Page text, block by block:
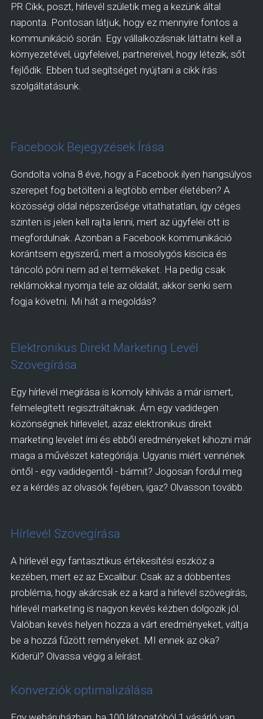
PR Cikk, poszt, hírlevél születik meg a kezünk által
naponta. Pontosan látjuk, hogy ez mennyire fontos a
kommunikáció során. Egy vállalkozásnak láttatni kell a
környezetével, ügyfeleivel, partnereivel, hogy létezik, sőt
fejlődik. Ebben tud segítséget nyújtani a cikk írás
szolgáltatásunk.
Facebook Bejegyzések Írása
Gondolta volna 8 éve, hogy a Facebook ilyen hangsúlyos
szerepet fog betölteni a legtöbb ember életében? A
közösségi oldal népszerűsége vitathatatlan, így céges
szinten is jelen kell rajta lenni, mert az ügyfelei ott is
megfordulnak. Azonban a Facebook kommunikáció
korántsem egyszerű, mert a mosolygós kiscica és
táncoló póni nem ad el termékeket. Ha pedig csak
reklámokkal nyomja tele az oldalát, akkor senki sem
fogja követni. Mi hát a megoldás?
Elektronikus Direkt Marketing Levél
Szövegírása
Egy hírlevél megírása is komoly kihívás a már ismert,
felmelegített regisztráltaknak. Ám egy vadidegen
közönségnek hírlevelet, azaz elektronikus direkt
marketing levelet írni és ebből eredményeket kihozni már
maga a művészet kategóriája. Ugyanis miért vennének
öntől - egy vadidegentől - bármit? Jogosan fordul meg
ez a kérdés az olvasók fejében, igaz? Olvasson tovább.
Hírlevél Szövegírása
A hírlevél egy fantasztikus értékesítési eszköz a
kezében, mert ez az Excalibur. Csak az a döbbentes
probléma, hogy akárcsak ez a kard a hírlevél szövegírás,
hírlevél marketing is nagyon kevés kézben dolgozik jól.
Valóban kevés helyen hozza a várt eredményeket, váltja
be a hozzá fűzött reményeket. MI ennek az oka?
Kiderül? Olvassa végig a leírást.
Konverziók optimalizálása